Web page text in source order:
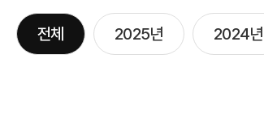
전체 2025년 2024년